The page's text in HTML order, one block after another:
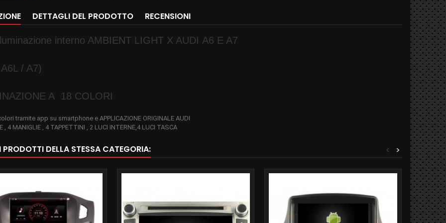
DETTAGLI DEL PRODOTTO RECENSIONI
interno AMBIENT LIGHT X AUDI A6 E A7
/ A7)
A 18 COLORI
tramite app su smartphone e APPLICAZIONE ORIGINALE AUDI
, 4 MANIGLIE , 4 TAPPETTINI , 2 LUCI INTERNE,4 LUCI TASCA
PRODOTTI DELLA STESSA CATEGORIA: >
<